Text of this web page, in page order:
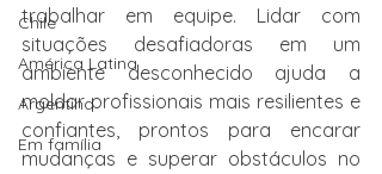
Chile
América Latina
Argentina
Em família
trabalhar em equipe. Lidar com
situações desafiadoras em um
ambiente desconhecido ajuda a
moldar profissionais mais resilientes e
confiantes, prontos para encarar
mudanças e superar obstáculos no